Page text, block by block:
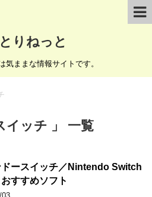
りねっと
気ままな情報サイトです。
イッチ 」 一覧
ドースイッチ／Nintendo Switch
おすすめソフト